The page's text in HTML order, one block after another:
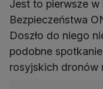
Jest to pierwsze
Bezpieczeństwa
Doszło do niego
podobne
rosyjskich dronów